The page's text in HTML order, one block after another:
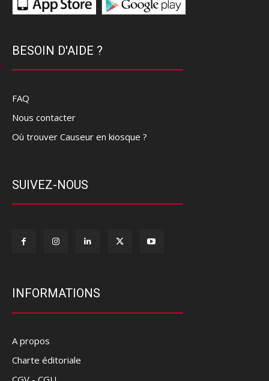
BESOIN D'AIDE ?
FAQ
Nous contacter
Où trouver Causeur en kiosque ?
SUIVEZ-NOUS
INFORMATIONS
A propos
Charte éditoriale